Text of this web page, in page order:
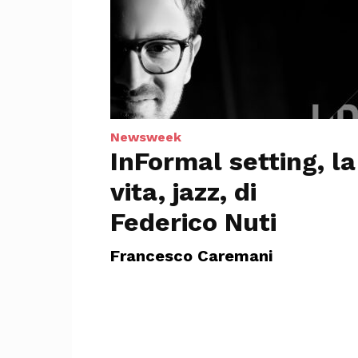
Newsweek
InFormal setting, la
vita, jazz, di
Federico Nuti
Francesco Caremani